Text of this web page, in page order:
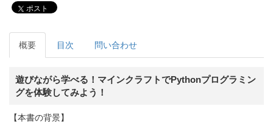
ポスト
概要 目次 問い合わせ
遊びながら学べる！マインクラフトでPythonプログラミン
グを体験してみよう！
【本書の背景】